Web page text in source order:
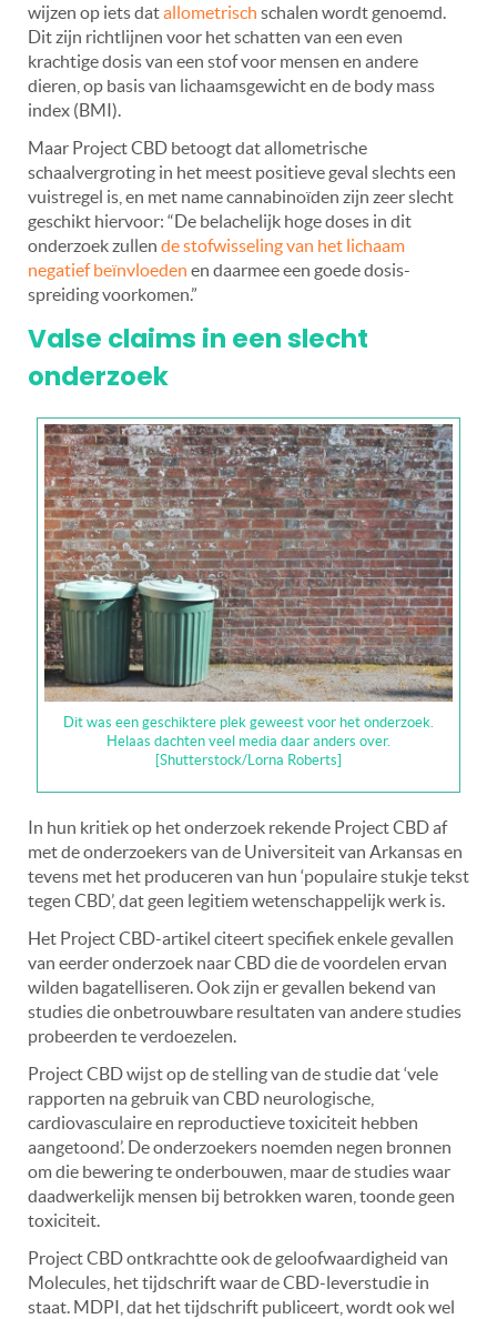
wijzen op iets datallometrisch schalen wordt genoemd.
Dit zijn richtlijnen voor het schatten van een even
krachtige dosis van een stof voor mensen en andere
dieren, op basis van lichaamsgewicht en de body mass
index (BMI).
Maar Project CBD betoogt dat allometrische
schaalvergroting in het meest positieve geval slechts een
vuistregel is, en met name cannabinoïden zijn zeer slecht
geschikt hiervoor: “De belachelijk hoge doses in dit
onderzoek zullen de stofwisseling van het lichaam
negatief beïnvloeden en daarmee een goede dosis-
spreiding voorkomen.”
Valse claims in een slecht
onderzoek
Dit was een geschiktere plek geweest voor het onderzoek.
Helaas dachten veel media daar anders over.
[Shutterstock/Lorna Roberts]
In hun kritiek op het onderzoek rekende Project CBD af
met de onderzoekers van de Universiteit van Arkansas en
tevens met het produceren van hun ‘populaire stukje tekst
tegen CBD’, dat geen legitiem wetenschappelijk werk is.
Het Project CBD-artikel citeert specifiek enkele gevallen
van eerder onderzoek naar CBD die de voordelen ervan
wilden bagatelliseren. Ook zijn er gevallen bekend van
studies die onbetrouwbare resultaten van andere studies
probeerden te verdoezelen.
Project CBD wijst op de stelling van de studie dat ‘vele
rapporten na gebruik van CBD neurologische,
cardiovasculaire en reproductieve toxiciteit hebben
aangetoond’. De onderzoekers noemden negen bronnen
om die bewering te onderbouwen, maar de studies waar
daadwerkelijk mensen bij betrokken waren, toonde geen
toxiciteit.
Project CBD ontkrachtte ook de geloofwaardigheid van
Molecules, het tijdschrift waar de CBD-leverstudie in
staat. MDPI, dat het tijdschrift publiceert, wordt ook wel